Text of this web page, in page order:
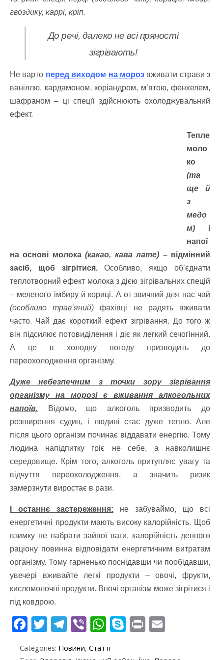
гвоздику, каррі, кріп.
До речі, далеко не всі пряності
зігрівають!
Не варто перед виходом на морозвживати страви з
ваніллю, кардамоном, коріандром, м’ятою, фенхелем,
шафраном – ці спеції здійснюють охолоджувальний
ефект.
Тепле
моло
ко
(та
ще й
з
медо
м) і
напої
на основі молока(какао, кава лате) – відмінний
засіб, щоб зігрітися.Особливо, якщо об’єднати
теплотворний ефект молока з дією зігрівальних спецій
– меленого імбиру й кориці. А от звичний для нас чай
(особливо трав’яний) фахівці не радять вживати
часто. Чай дає короткий ефект зігрівання. До того ж
він підсилює потовиділення і діє як легкий сечогінний.
А це в холодну погоду призводить до
переохолодження організму.
Дуже небезпечним з точки зору зігрівання
організму на морозі є вживання алкогольних
напоїв. Відомо, що алкоголь призводить до
розширення судин, і людині стає дуже тепло. Але
після цього організм починає віддавати енергію. Тому
людина напідпитку гріє не себе, а навколишнє
середовище. Крім того, алкоголь притупляє увагу та
відчуття переохолодження, а значить ризик
замерзнути виростає в рази.
І останнє застереження: не забуваймо, що всі
енергетичні продукти мають високу калорійність. Щоб
взимку не набрати зайвої ваги, калорійність денного
раціону повинна відповідати енергетичним витратам
організму. Тому гарненько поснідавши чи пообідавши,
увечері вживайте легкі продукти – овочі, фрукти,
кисломолочні продукти. Вночі організм може зігрітися і
під ковдрою.
F
e
T
itt
T
e
Vi
er
W
at
S
y
Pr
t ai
Categories: Новини, Статті